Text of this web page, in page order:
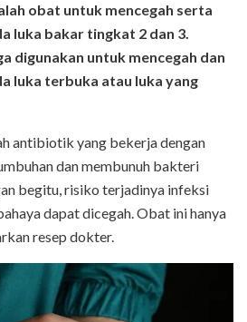
obat untuk mencegah serta
luka bakar tingkat 2 dan 3.
digunakan untuk mencegah dan
luka terbuka atau luka yang
antibiotik yang bekerja dengan
dan membunuh bakteri
begitu, risiko terjadinya infeksi
dapat dicegah. Obat ini hanya
resep dokter.